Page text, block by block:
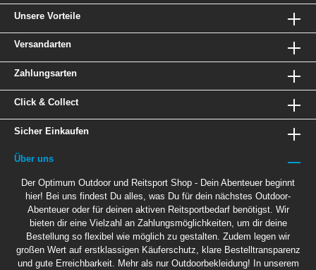
Unsere Vorteile
Versandarten
Zahlungsarten
Click & Collect
Sicher Einkaufen
Über uns
Der Optimum Outdoor und Reitsport Shop - Dein Abenteuer beginnt
hier! Bei uns findest Du alles, was Du für dein nächstes Outdoor-
Abenteuer oder für deinen aktiven Reitsportbedarf benötigst. Wir
bieten dir eine Vielzahl an Zahlungsmöglichkeiten, um dir deine
Bestellung so flexibel wie möglich zu gestalten. Zudem legen wir
großen Wert auf erstklassigen Käuferschutz, klare Bestelltransparenz
und gute Erreichbarkeit. Mehr als nur Outdoorbekleidung! In unserem